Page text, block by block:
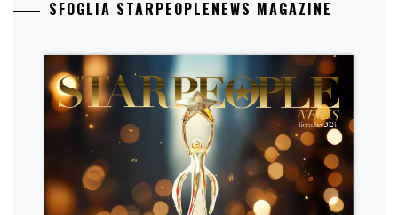
SFOGLIA STARPEOPLENEWS MAGAZINE